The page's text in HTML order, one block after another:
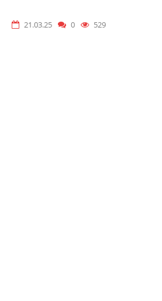
21.03.25 0 529